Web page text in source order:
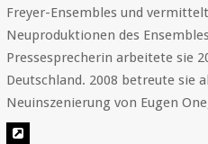
Freyer-Ensembles und
Neuproduktionen des
Pressesprecherin arbeitete sie
Deutschland. 2008 betreute sie
Neuinszenierung von Eugen